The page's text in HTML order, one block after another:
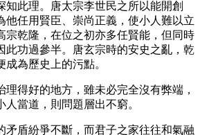
知此理。唐太宗李世民之所以能開創
他任用賢臣、崇尚正義，使小人難以立
宗乾隆，在位之初亦多任賢能，但同時
此功過參半。唐玄宗時的安史之亂，乾
為歷史上的污點。
理得好的地方，雖未必完全沒有弊端，
當道，則問題層出不窮。
矛盾紛爭不斷，而君子之家往往和氣融